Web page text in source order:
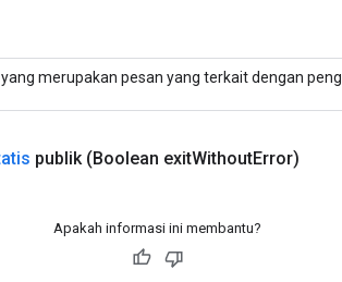
merupakan pesan yang terkait dengan
publik (Boolean exitWithoutError)
Apakah informasi ini membantu?